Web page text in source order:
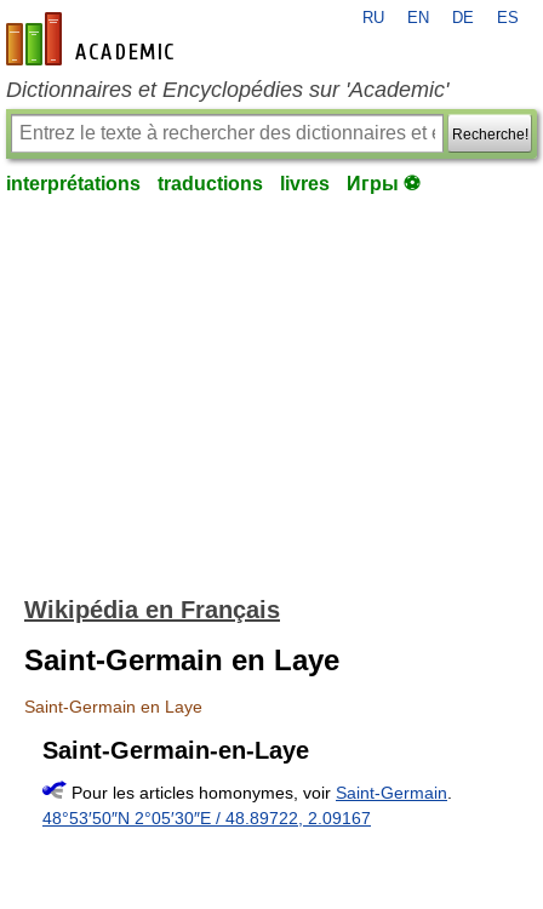
fr-academic.com
RU EN DE ES
Dictionnaires et Encyclopédies sur 'Academic'
Recherche!
interprétations traductions livres Игры ⚽
Wikipédia en Français
Saint-Germain en Laye
Saint-Germain en Laye
Saint-Germain-en-Laye
Pour les articles homonymes, voir Saint-Germain
48°53′50″N 2°05′30″E / 48.89722 2.09167